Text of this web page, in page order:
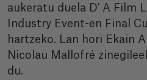
aukeratu duela D' A Film
Industry Event-en Final
hartzeko. Lan hori Ekain
Nicolau Mallofré
du.